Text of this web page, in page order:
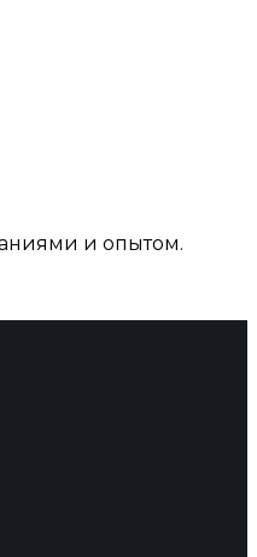
и опытом.